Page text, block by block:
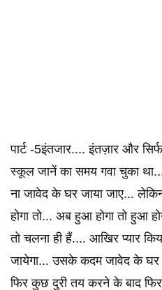
पार्ट -5इंतजार.... इंतज़ार और
स्कूल जानें का समय गवा चुका
ना जावेद के घर जाया जाए...
होगा तो... अब हुआ होगा तो हुआ
तो चलना ही हैं.... आखिर प्यार
जायेगा... उसके कदम जावेद के
फिर कुछ दुरी तय करने के बाद